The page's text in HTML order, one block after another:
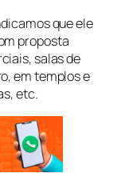
que ele
proposta
salas de
em templos e
etc.